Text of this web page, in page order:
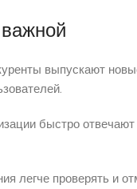
выпускают
быстро
легче проверять